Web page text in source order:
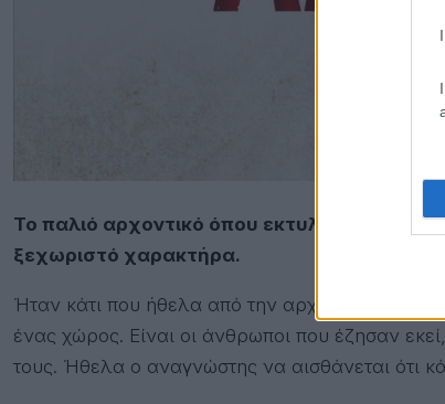
Το παλιό αρχοντικό όπου εκτυλίσσεται
ξεχωριστό χαρακτήρα.
Ήταν κάτι που ήθελα από την αρχή. Τα σπίτια
ένας χώρος. Είναι οι άνθρωποι που έζησαν
τους. Ήθελα ο αναγνώστης να αισθάνεται ότι